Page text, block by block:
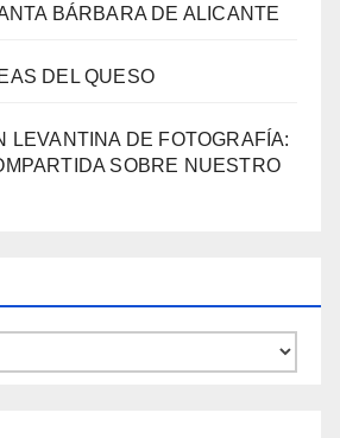
BÁRBARA DE ALICANTE
DEL QUESO
LEVANTINA DE FOTOGRAFÍA:
SOBRE NUESTRO